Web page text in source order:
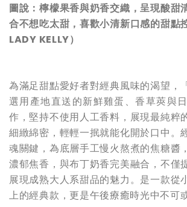
圖說：檸檬果香與奶香交織，呈現酸甜
合不想吃太甜，喜歡小清新口感的甜點
LADY KELLY）
為滿足甜點愛好者對經典風味的渴望，
選用產地直送的新鮮雞蛋、香草莢與
作，堅持不使用人工香料，展現最純粹
細緻綿密，輕輕一抿就能化開於口中。
魂關鍵，為底層手工慢火熬煮的焦糖醬
濃郁焦香，與布丁奶香完美融合，不僅
展現成熟大人系甜品的魅力。是一款從
上的經典款，更是午後療癒時光中不可